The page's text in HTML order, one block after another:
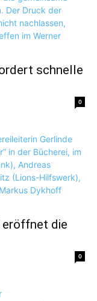
schnelle
0
eröffnet die
0